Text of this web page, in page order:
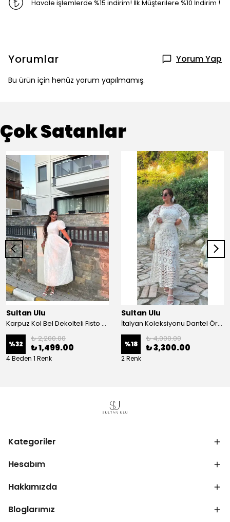
Havale işlemlerde %15 indirim! İlk Müşterilere %10 İndirim !
Yorumlar Yorum Yap
Bu ürün için henüz yorum yapılmamış.
Çok Satanlar
Sultan Ulu
Karpuz Kol Bel Dekolteli Fisto Uzun Elbise - Beyaz
%32
₺ 2,200.00
₺ 1,499.00
4 Beden 1 Renk
Sultan Ulu
İtalyan Koleksiyonu Dantel Örgü Maxi Elbise - Krem
%18
₺ 4,000.00
₺ 3,300.00
2 Renk
Kategoriler
Hesabım
Hakkımızda
Bloglarımız